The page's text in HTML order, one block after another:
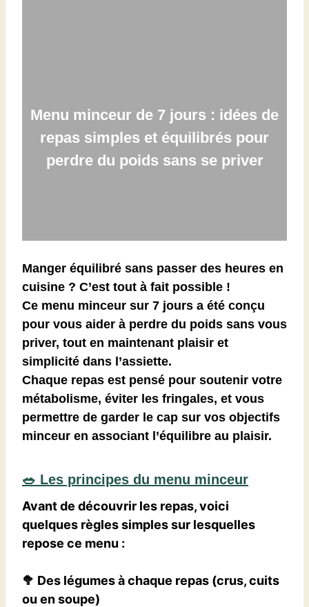
Menu minceur de 7 jours : idées de
repas simples et équilibrés pour
perdre du poids sans se priver
Manger équilibré sans passer des heures en
cuisine ? C’est tout à fait possible !
Ce menu minceur sur 7 jours a été conçu
pour vous aider à perdre du poids sans vous
priver, tout en maintenant plaisir et
simplicité dans l’assiette.
Chaque repas est pensé pour soutenir votre
métabolisme, éviter les fringales, et vous
permettre de garder le cap sur vos objectifs
minceur en associant l’équilibre au plaisir.
🥗 Les principes du menu minceur
Avant de découvrir les repas, voici
quelques règles simples sur lesquelles
repose ce menu :
🥦 Des légumes à chaque repas (crus, cuits
ou en soupe)